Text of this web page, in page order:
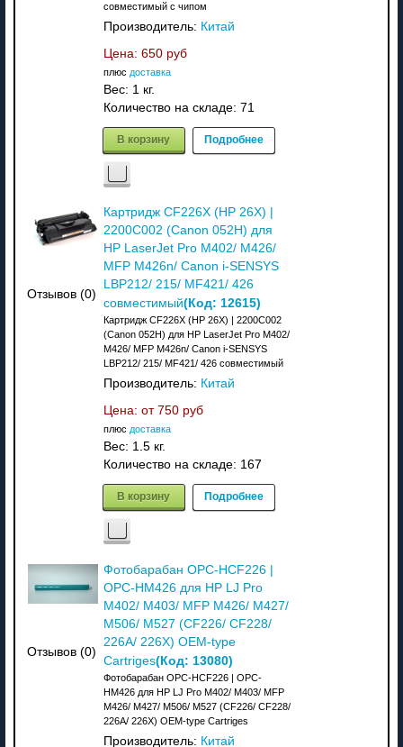
совместимый с чипом
Производитель: Китай
Цена: 650 руб
плюс доставка
Вес: 1 кг.
Количество на складе: 71
В корзину Подробнее
Отзывов (0)
Картридж CF226X (HP 26X) |
2200C002 (Canon 052H) для
HP LaserJet Pro M402/ M426/
MFP M426n/ Canon i-SENSYS
LBP212/ 215/ MF421/ 426
совместимый(Код: 12615)
Картридж CF226X (HP 26X) | 2200C002
(Canon 052H) для HP LaserJet Pro M402/
M426/ MFP M426n/ Canon i-SENSYS
LBP212/ 215/ MF421/ 426 совместимый
Производитель: Китай
Цена: от 750 руб
плюс доставка
Вес: 1.5 кг.
Количество на складе: 167
В корзину Подробнее
Отзывов (0)
Фотобарабан OPC-HCF226 |
OPC-HM426 для HP LJ Pro
M402/ M403/ MFP M426/ M427/
M506/ M527 (CF226/ CF228/
226A/ 226X) OEM-type
Cartriges(Код: 13080)
Фотобарабан OPC-HCF226 | OPC-
HM426 для HP LJ Pro M402/ M403/ MFP
M426/ M427/ M506/ M527 (CF226/ CF228/
226A/ 226X) OEM-type Cartriges
Производитель: Китай